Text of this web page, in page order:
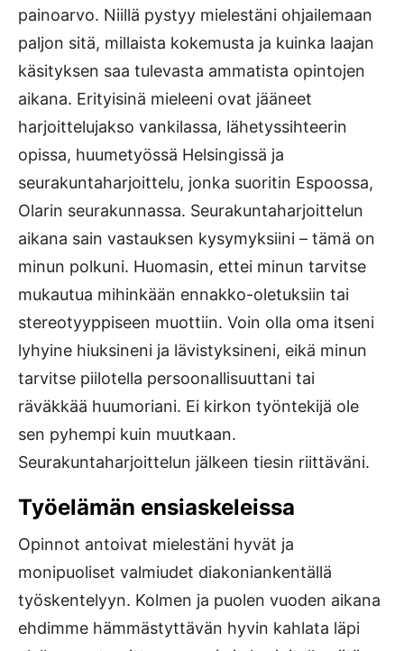
painoarvo. Niillä pystyy mielestäni ohjailemaan
paljon sitä, millaista kokemusta ja kuinka laajan
käsityksen saa tulevasta ammatista opintojen
aikana. Erityisinä mieleeni ovat jääneet
harjoittelujakso vankilassa, lähetyssihteerin
opissa, huumetyössä Helsingissä ja
seurakuntaharjoittelu, jonka suoritin Espoossa,
Olarin seurakunnassa. Seurakuntaharjoittelun
aikana sain vastauksen kysymyksiini – tämä on
minun polkuni. Huomasin, ettei minun tarvitse
mukautua mihinkään ennakko-oletuksiin tai
stereotyyppiseen muottiin. Voin olla oma itseni
lyhyine hiuksineni ja lävistyksineni, eikä minun
tarvitse piilotella persoonallisuuttani tai
räväkkää huumoriani. Ei kirkon työntekijä ole
sen pyhempi kuin muutkaan.
Seurakuntaharjoittelun jälkeen tiesin riittäväni.
Työelämän ensiaskeleissa
Opinnot antoivat mielestäni hyvät ja
monipuoliset valmiudet diakoniankentällä
työskentelyyn. Kolmen ja puolen vuoden aikana
ehdimme hämmästyttävän hyvin kahlata läpi